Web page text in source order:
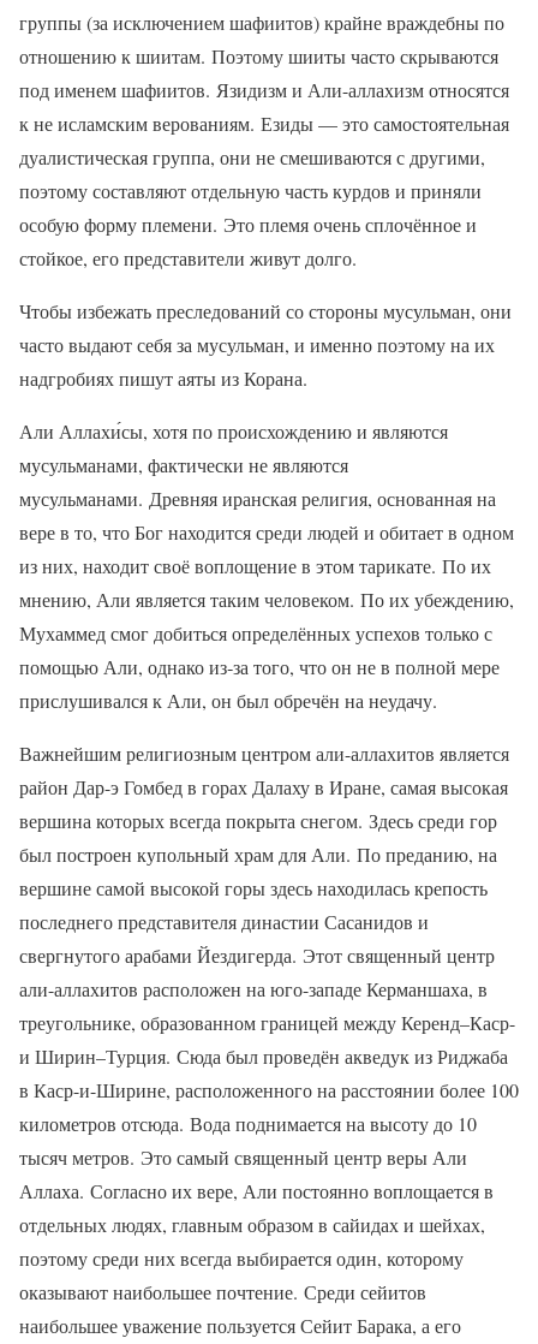
группы (за исключением шафиитов) крайне враждебны по
отношению к шиитам. Поэтому шииты часто скрываются
под именем шафиитов. Язидизм и Али-аллахизм относятся
к не исламским верованиям. Езиды — это самостоятельная
дуалистическая группа, они не смешиваются с другими,
поэтому составляют отдельную часть курдов и приняли
особую форму племени. Это племя очень сплочённое и
стойкое, его представители живут долго.
Чтобы избежать преследований со стороны мусульман, они
часто выдают себя за мусульман, и именно поэтому на их
надгробиях пишут аяты из Корана.
Али Аллахи́сы, хотя по происхождению и являются
мусульманами, фактически не являются
мусульманами. Древняя иранская религия, основанная на
вере в то, что Бог находится среди людей и обитает в одном
из них, находит своё воплощение в этом тарикате. По их
мнению, Али является таким человеком. По их убеждению,
Мухаммед смог добиться определённых успехов только с
помощью Али, однако из‑за того, что он не в полной мере
прислушивался к Али, он был обречён на неудачу.
Важнейшим религиозным центром али-аллахитов является
район Дар-э Гомбед в горах Далаху в Иране, самая высокая
вершина которых всегда покрыта снегом. Здесь среди гор
был построен купольный храм для Али. По преданию, на
вершине самой высокой горы здесь находилась крепость
последнего представителя династии Сасанидов и
свергнутого арабами Йездигерда. Этот священный центр
али-аллахитов расположен на юго-западе Керманшаха, в
треугольнике, образованном границей между Керенд–Каср-
и Ширин–Турция. Сюда был проведён акведук из Риджаба
в Каср-и-Ширине, расположенного на расстоянии более 100
километров отсюда. Вода поднимается на высоту до 10
тысяч метров. Это самый священный центр веры Али
Аллаха. Согласно их вере, Али постоянно воплощается в
отдельных людях, главным образом в сайидах и шейхах,
поэтому среди них всегда выбирается один, которому
оказывают наибольшее почтение. Среди сейитов
наибольшее уважение пользуется Сейит Барака, а его